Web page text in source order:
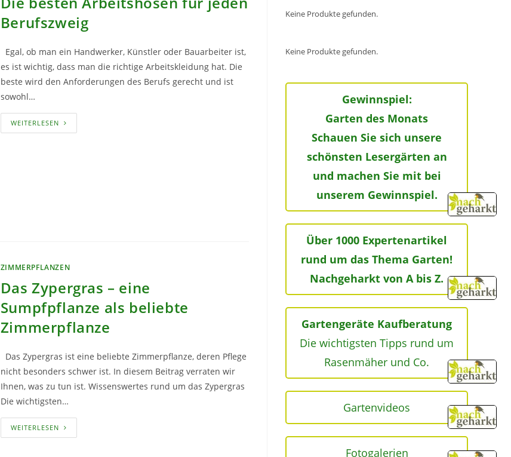
Berufszweig
Egal, ob man ein Handwerker, Künstler oder Bauarbeiter ist,
es ist wichtig, dass man die richtige Arbeitskleidung hat. Die
beste wird den Anforderungen des Berufs gerecht und ist
sowohl…
WEITERLESENDIE
BESTEN
ZIMMERPFLANZEN
Das Zypergras – eine
Sumpfpflanze als beliebte
Zimmerpflanze
Das Zypergras ist eine beliebte Zimmerpflanze, deren Pflege
nicht besonders schwer ist. In diesem Beitrag verraten wir
Ihnen, was zu tun ist. Wissenswertes rund um das Zypergras
Die wichtigsten…
WEITERLESENDAS
ZYPERGRAS
Keine Produkte gefunden.
Keine Produkte gefunden.
Gewinnspiel:
Garten des Monats
Schauen Sie sich unsere
schönsten Lesergärten an
und machen Sie mit bei
unserem Gewinnspiel.
Über 1000 Expertenartikel
rund um das Thema Garten!
Nachgeharkt von A bis Z.
Gartengeräte Kaufberatung
Die wichtigsten Tipps rund um
Rasenmäher und Co.
Gartenvideos
Fotogalerien